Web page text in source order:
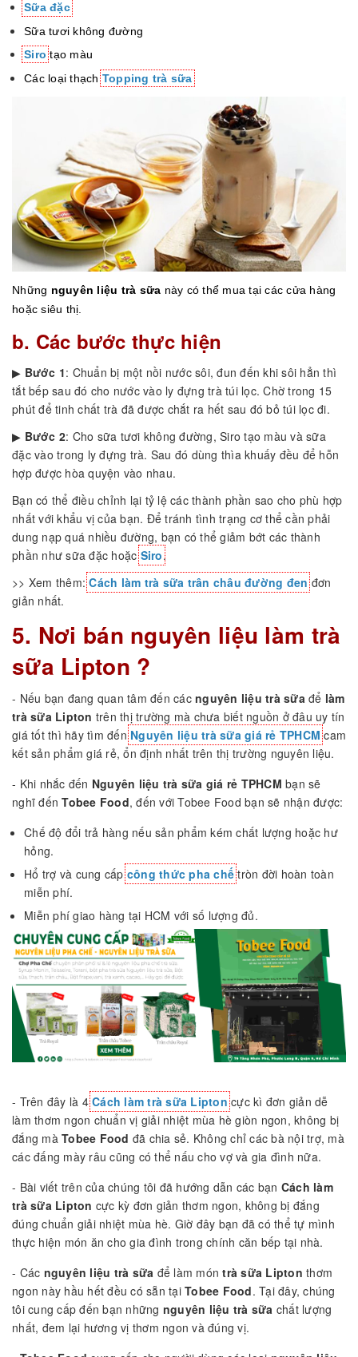
Sữa đặc
Sữa tươi không đường
Sirotạo màu
Các loại thạchTopping trà sữa
Những nguyên liệu trà sữa này có thể mua tại các cửa hàng
hoặc siêu thị.
b. Các bước thực hiện
▶ Bước 1: Chuẩn bị một nồi nước sôi, đun đến khi sôi hẳn thì
tắt bếp sau đó cho nước vào ly đựng trà túi lọc. Chờ trong 15
phút để tinh chất trà đã được chắt ra hết sau đó bỏ túi lọc đi.
▶ Bước 2: Cho sữa tươi không đường, Siro tạo màu và sữa
đặc vào trong ly đựng trà. Sau đó dùng thìa khuấy đều để hỗn
hợp được hòa quyện vào nhau.
Bạn có thể điều chỉnh lại tỷ lệ các thành phần sao cho phù hợp
nhất với khẩu vị của bạn. Để tránh tình trạng cơ thể cần phải
dung nạp quá nhiều đường, bạn có thể giảm bớt các thành
phần như sữa đặc hoặcSiro.
>> Xem thêm:Cách làm trà sữa trân châu đường đenđơn
giản nhất.
5. Nơi bán nguyên liệu làm trà
sữa Lipton ?
- Nếu bạn đang quan tâm đến các nguyên liệu trà sữađể làm
trà sữa Lipton trên thị trường mà chưa biết nguồn ở đâu uy tín
giá tốt thì hãy tìm đếnNguyên liệu trà sữa giá rẻ TPHCM cam
kết sản phẩm giá rẻ, ổn định nhất trên thị trường nguyên liệu.
- Khi nhắc đến Nguyên liệu trà sữa giá rẻ TPHCM bạn sẽ
nghĩ đếnTobee Food, đến với Tobee Food bạn sẽ nhận được:
Chế độ đổi trả hàng nếu sản phẩm kém chất lượng hoặc hư
hỏng.
Hổ trợ và cung cấpcông thức pha chếtròn đời hoàn toàn
miễn phí.
Miễn phí giao hàng tại HCM với số lượng đủ.
- Trên đây là 4Cách làm trà sữa Liptoncực kì đơn giản dễ
làm thơm ngon chuẩn vị giải nhiệt mùa hè giòn ngon, không bị
đắng mà Tobee Food đã chia sẻ. Không chỉ các bà nội trợ, mà
các đấng mày râu cũng có thể nấu cho vợ và gia đình nữa.
- Bài viết trên của chúng tôi đã hướng dẫn các bạn Cách làm
trà sữa Lipton cực kỳ đơn giản thơm ngon, không bị đắng
đúng chuẩn giải nhiệt mùa hè. Giờ đây bạn đã có thể tự mình
thực hiện món ăn cho gia đình trong chính căn bếp tại nhà.
- Các nguyên liệu trà sữa để làm móntrà sữa Lipton thơm
ngon này hầu hết đều có sẵn tại Tobee Food. Tại đây, chúng
tôi cung cấp đến bạn những nguyên liệu trà sữa chất lượng
nhất, đem lại hương vị thơm ngon và đúng vị.